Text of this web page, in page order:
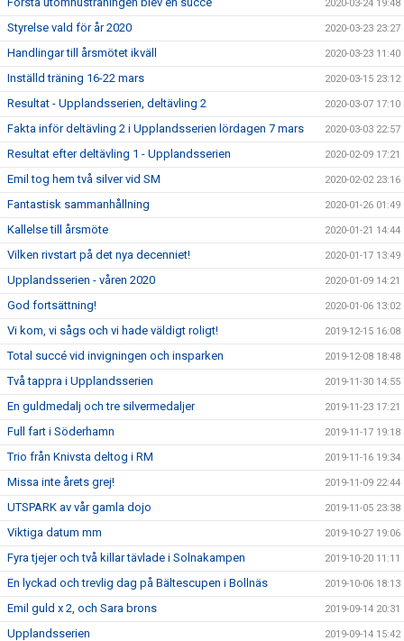
2020-03-24 19:48
Styrelse vald för år 2020 2020-03-23 23:27
Handlingar till årsmötet ikväll 2020-03-23 11:40
Inställd träning 16-22 mars 2020-03-15 23:12
Resultat - Upplandsserien, deltävling 2 2020-03-07 17:10
Fakta inför deltävling 2 i Upplandsserien lördagen 7 mars 2020-03-03 22:57
Resultat efter deltävling 1 - Upplandsserien 2020-02-09 17:21
Emil tog hem två silver vid SM 2020-02-02 23:16
Fantastisk sammanhållning 2020-01-26 01:49
Kallelse till årsmöte 2020-01-21 14:44
Vilken rivstart på det nya decenniet! 2020-01-17 13:49
Upplandsserien - våren 2020 2020-01-09 14:21
God fortsättning! 2020-01-06 13:02
Vi kom, vi sågs och vi hade väldigt roligt! 2019-12-15 16:08
Total succé vid invigningen och insparken 2019-12-08 18:48
Två tappra i Upplandsserien 2019-11-30 14:55
En guldmedalj och tre silvermedaljer 2019-11-23 17:21
Full fart i Söderhamn 2019-11-17 19:18
Trio från Knivsta deltog i RM 2019-11-16 19:34
Missa inte årets grej! 2019-11-09 22:44
UTSPARK av vår gamla dojo 2019-11-05 23:38
Viktiga datum mm 2019-10-27 19:06
Fyra tjejer och två killar tävlade i Solnakampen 2019-10-20 11:11
En lyckad och trevlig dag på Bältescupen i Bollnäs 2019-10-06 18:13
Emil guld x 2, och Sara brons 2019-09-14 20:31
Upplandsserien 2019-09-14 15:42